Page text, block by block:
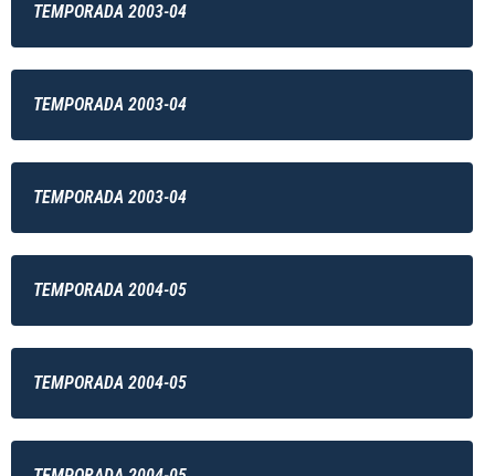
TEMPORADA 2003-04
TEMPORADA 2003-04
TEMPORADA 2003-04
TEMPORADA 2004-05
TEMPORADA 2004-05